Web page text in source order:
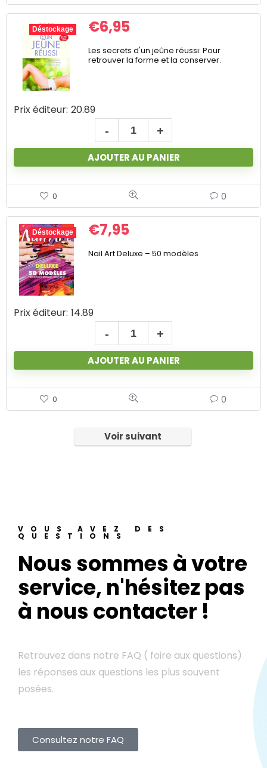
Déstockage €6,95
Les secrets d'un jeûne réussi: Pour
retrouver la forme et la conserver.
Prix éditeur: 20.89
AJOUTER AU PANIER
0 0
Déstockage €7,95
Nail Art Deluxe – 50 modèles
Prix éditeur: 14.89
AJOUTER AU PANIER
0 0
Voir suivant
VOUS AVEZ DES
QUESTIONS
Nous sommes à votre
service, n'hésitez pas
à nous contacter !
Retrouvez dans notre FAQ ( foire aux questions)
les réponses aux questions les plus souvent
posées.
Consultez notre FAQ